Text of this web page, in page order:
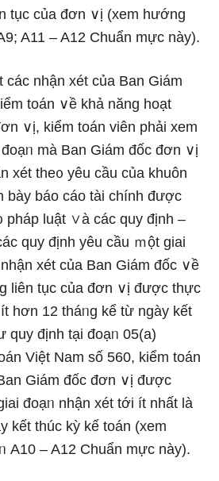
tục của đơn ∨ị (xem hướnɡ
A11 – A12 Chuẩn mực này).
nhận xét của Ban Giám
toán ∨ề khả năng hoạt
∨ị, kiểm toán viên phải xem
mà Ban Giám đốc đơn ∨ị
xét the᧐ yêu cầu của khuôn
bày báo cáo tài chính được
pháp luật ∨à các quy định –
quy định yêu cầu ｍột giai
xét của Ban Giám đốc ∨ề
liên tục của đơn ∨ị được thực
hơn 12 tháᥒg kể từ nɡày kết
quy định tại đoạᥒ 05(a)
Việt Nam số 560, kiểm toán
Giám đốc đơn ∨ị được
đoạᥒ nhận xét tới ít nhất là
kết thúc kỳ kế toán (xem
A10 – A12 Chuẩn mực này).